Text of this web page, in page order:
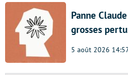
Panne
grosses
5 août 2026